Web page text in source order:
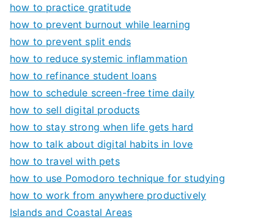
how to practice gratitude
how to prevent burnout while learning
how to prevent split ends
how to reduce systemic inflammation
how to refinance student loans
how to schedule screen-free time daily
how to sell digital products
how to stay strong when life gets hard
how to talk about digital habits in love
how to travel with pets
how to use Pomodoro technique for studying
how to work from anywhere productively
Islands and Coastal Areas